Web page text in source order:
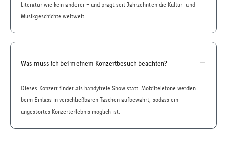
Literatur wie kein anderer – und prägt seit Jahrzehnten die Kultur- und
Musikgeschichte weltweit.
Was muss ich bei meinem Konzertbesuch beachten?
Dieses Konzert findet als handyfreie Show statt. Mobiltelefone werden
beim Einlass in verschließbaren Taschen aufbewahrt, sodass ein
ungestörtes Konzerterlebnis möglich ist.